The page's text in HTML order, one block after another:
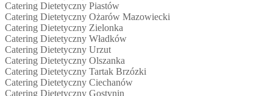
Catering Dietetyczny Piastów
Catering Dietetyczny Ożarów Mazowiecki
Catering Dietetyczny Zielonka
Catering Dietetyczny Władków
Catering Dietetyczny Urzut
Catering Dietetyczny Olszanka
Catering Dietetyczny Tartak Brzózki
Catering Dietetyczny Ciechanów
Catering Dietetyczny Gostynin